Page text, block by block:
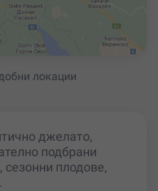
локации
джелато,
подбрани
сезонни плодове,